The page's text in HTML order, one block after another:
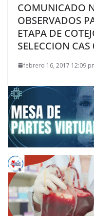
COMUNICADO
OBSERVADOS
ETAPA DE
SELECCION
febrero 16, 2017 12:09